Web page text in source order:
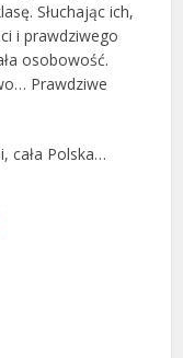
Słuchając ich,
i prawdziwego
osobowość.
Prawdziwe
cała Polska…